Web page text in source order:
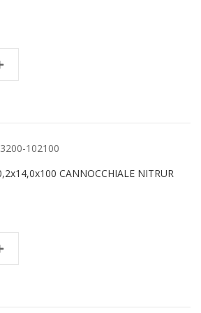
102100
CANNOCCHIALE NITRUR